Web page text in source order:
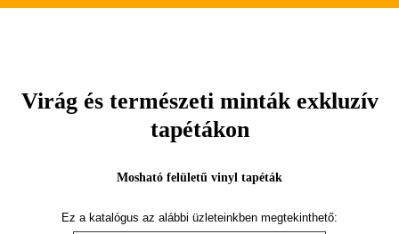
Virág és természeti minták exkluzív
tapétákon
Mosható felületű vinyl tapéták
Ez a katalógus az alábbi üzleteinkben megtekinthető: